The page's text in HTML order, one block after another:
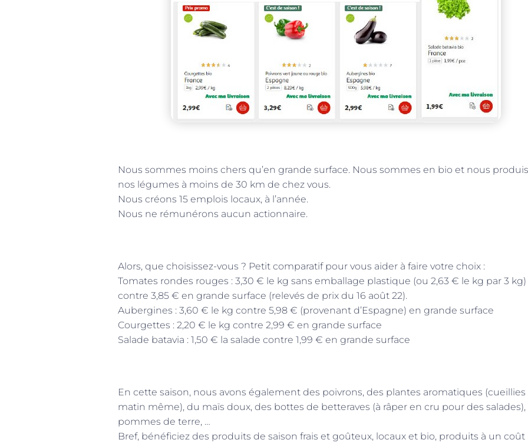
Nous sommes moins chers qu’en grande surface. Nous sommes en bio et nous
nos légumes à moins de 30 km de chez vous.
Nous créons 15 emplois locaux, à l’année.
Nous ne rémunérons aucun actionnaire.
Alors, que choisissez-vous ? Petit comparatif pour vous aider à faire votre choix :
Tomates rondes rouges : 3,30 € le kg sans emballage plastique (ou 2,63 € le kg par 3 kg)
contre 3,85 € en grande surface (relevés de prix du 16 août 22).
Aubergines : 3,60 € le kg contre 5,98 € (provenant d’Espagne) en grande surface
Courgettes : 2,20 € le kg contre 2,99 € en grande surface
Salade batavia : 1,50 € la salade contre 1,99 € en grande surface
En cette saison, nous avons également des poivrons, des plantes aromatiques (cueillies
matin même), du maïs doux, des bottes de betteraves (à râper en cru pour des salades),
pommes de terre, …
Bref, bénéficiez des produits de saison frais et goûteux, locaux et bio, produits à un coût